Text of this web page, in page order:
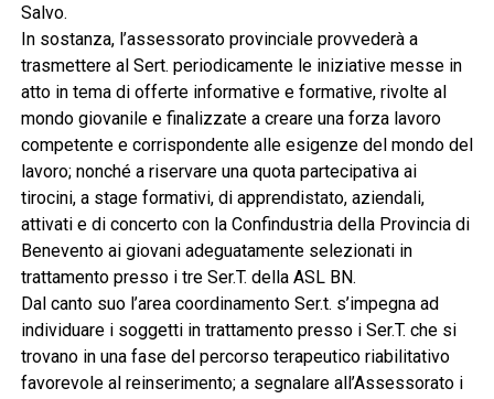
Salvo.
In sostanza, l’assessorato provinciale provvederà a
trasmettere al Sert. periodicamente le iniziative messe in
atto in tema di offerte informative e formative, rivolte al
mondo giovanile e finalizzate a creare una forza lavoro
competente e corrispondente alle esigenze del mondo del
lavoro; nonché a riservare una quota partecipativa ai
tirocini, a stage formativi, di apprendistato, aziendali,
attivati e di concerto con la Confindustria della Provincia di
Benevento ai giovani adeguatamente selezionati in
trattamento presso i tre Ser.T. della ASL BN.
Dal canto suo l’area coordinamento Ser.t. s’impegna ad
individuare i soggetti in trattamento presso i Ser.T. che si
trovano in una fase del percorso terapeutico riabilitativo
favorevole al reinserimento; a segnalare all’Assessorato i